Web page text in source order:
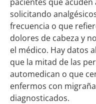
solicitando
frecuencia o que
dolores de cabeza y
el médico. Hay datos
que la mitad de las
automedican o que
enfermos con
diagnosticados.